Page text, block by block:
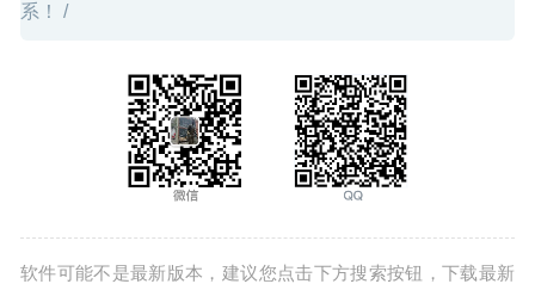
系！ /
软件可能不是最新版本，建议您点击下方搜索按钮，下载最新